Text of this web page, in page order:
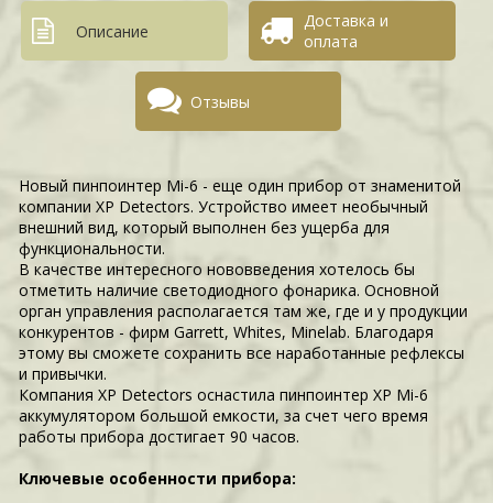
Описание
Доставка и
оплата
Отзывы
Новый пинпоинтер Mi-6 - еще один прибор от знаменитой
компании XP Detectors. Устройство имеет необычный
внешний вид, который выполнен без ущерба для
функциональности.
В качестве интересного нововведения хотелось бы
отметить наличие светодиодного фонарика. Основной
орган управления располагается там же, где и у продукции
конкурентов - фирм Garrett, Whites, Minelab. Благодаря
этому вы сможете сохранить все наработанные рефлексы
и привычки.
Компания XP Detectors оснастила пинпоинтер XP Mi-6
аккумулятором большой емкости, за счет чего время
работы прибора достигает 90 часов.
Ключевые особенности прибора: